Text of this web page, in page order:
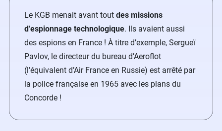
Le KGB menait avant tout des missions
d’espionnage technologique. Ils avaient aussi
des espions en France ! À titre d’exemple, Sergueï
Pavlov, le directeur du bureau d’Aeroflot
(l’équivalent d’Air France en Russie) est arrêté par
la police française en 1965 avec les plans du
Concorde !